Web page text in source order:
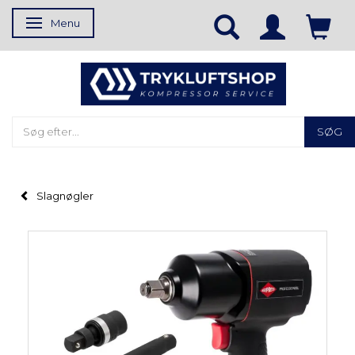
Skifte navigation
Menu
SØG
Slagnøgler